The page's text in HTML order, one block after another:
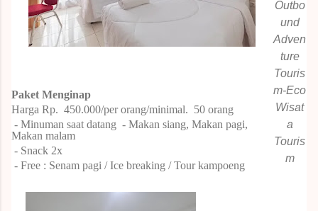
Paket Menginap
Harga Rp. 450.000/per orang/minimal. 50 orang
- Minuman saat datang - Makan siang, Makan pagi,
Makan malam
- Snack 2x
- Free : Senam pagi / Ice breaking / Tour kampoeng
Outbo
und
Adven
ture
Touris
m-Eco
Wisat
a
Touris
m